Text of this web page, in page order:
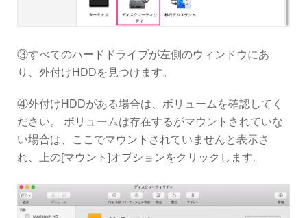
③すべてのハードドライブが左側のウィンドウにあ
り、外付けHDDを見つけます。
④外付けHDDがある場合は、ボリュームを確認してく
ださい。 ボリュームは存在するがマウントされていな
い場合は、ここでマウントされていませんと表示さ
れ、上の[マウント]オプションをクリックします。